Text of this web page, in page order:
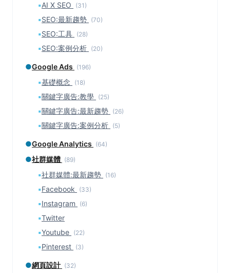
▪AI X SEO (31)
▪SEO:最新趨勢 (70)
▪SEO:工具 (28)
▪SEO:案例分析 (20)
●Google Ads (196)
▪基礎概念 (18)
▪關鍵字廣告:教學 (25)
▪關鍵字廣告:最新趨勢 (26)
▪關鍵字廣告:案例分析 (5)
●Google Analytics (64)
●社群媒體 (89)
▪社群媒體:最新趨勢 (16)
▪Facebook (33)
▪Instagram (6)
▪Twitter
▪Youtube (22)
▪Pinterest (3)
●網頁設計 (32)